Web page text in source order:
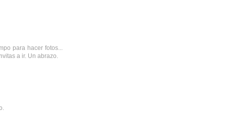
para hacer fotos...
a ir. Un abrazo.